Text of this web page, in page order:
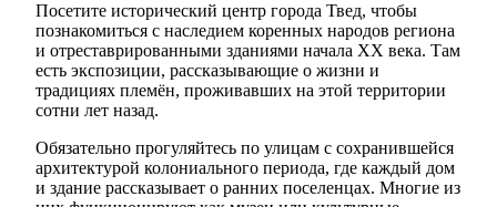
Посетите исторический центр города Твед, чтобы
познакомиться с наследием коренных народов региона
и отреставрированными зданиями начала XX века. Там
есть экспозиции, рассказывающие о жизни и
традициях племён, проживавших на этой территории
сотни лет назад.
Обязательно прогуляйтесь по улицам с сохранившейся
архитектурой колониального периода, где каждый дом
и здание рассказывает о ранних поселенцах. Многие из